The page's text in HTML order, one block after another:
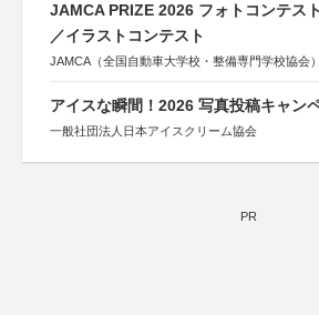
JAMCA PRIZE 2026 フォトコンテス
／イラストコンテスト
JAMCA（全国自動車大学校・整備専門学校協会）
アイスな瞬間！2026 写真投稿キャン
一般社団法人日本アイスクリーム協会
PR